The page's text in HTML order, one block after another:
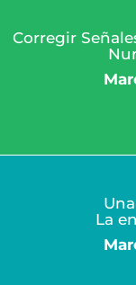
Corregir
La